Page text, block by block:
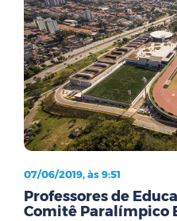
07/06/2019, às 9:51
Professores de
Comitê Paralímpico